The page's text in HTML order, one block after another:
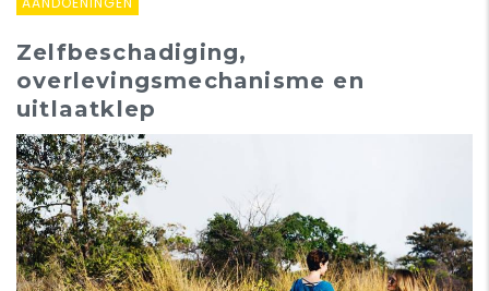
Zelfbeschadiging,
overlevingsmechanisme en
uitlaatklep